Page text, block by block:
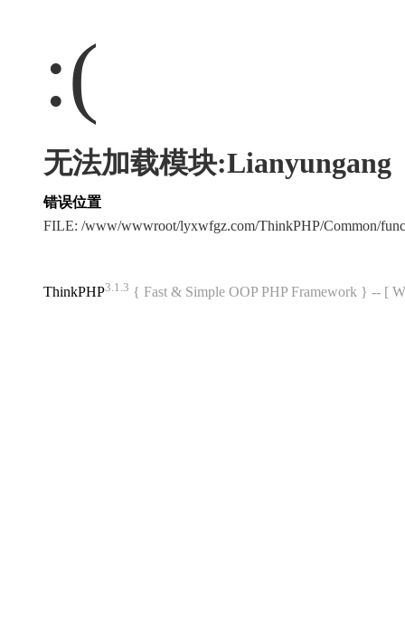
:(
无法加载模块:Lianyungang
错误位置
FILE: /www/wwwroot/lyxwfgz.com/ThinkPHP/Common/
ThinkPHP3.1.3 { Fast & Simple OOP PHP Framework } -- [